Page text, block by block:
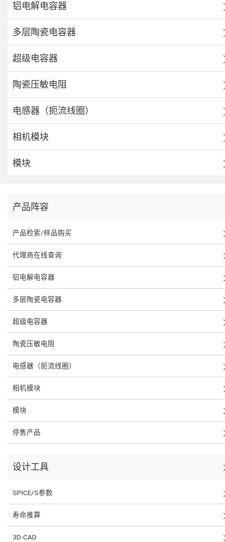
铝电解电容器
多层陶瓷电容器
超级电容器
陶瓷压敏电阻
电感器（扼流线圈）
相机模块
模块
产品阵容
产品检索/样品购买
代理商在线查询
铝电解电容器
多层陶瓷电容器
超级电容器
陶瓷压敏电阻
电感器（扼流线圈）
相机模块
模块
停售产品
设计工具
SPICE/S参数
寿命推算
3D-CAD